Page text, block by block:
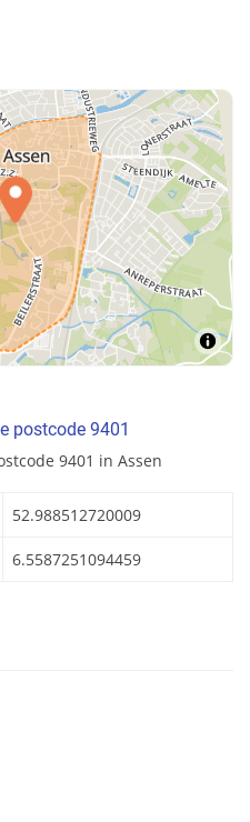
postcode 9401
9401 in Assen
52.988512720009
6.5587251094459